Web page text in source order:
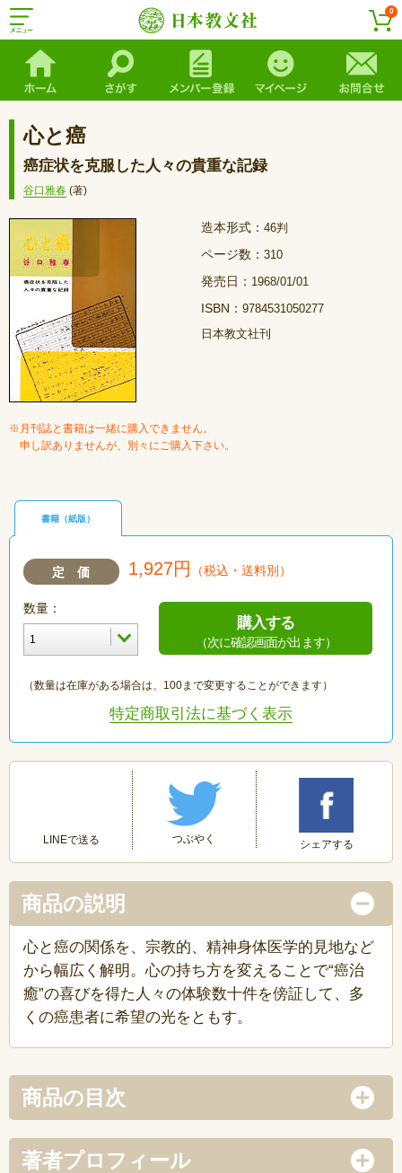
0
心と癌
癌症状を克服した人々の貴重な記録
谷口雅春 (著)
造本形式： 46判
ページ数： 310
発売日： 1968/01/01
ISBN： 9784531050277
日本教文社刊
※月刊誌と書籍は一緒に購入できません。
申し訳ありませんが、別々にご購入下さい。
書籍（紙版）
定 価 1,927円 （税込・送料別）
数量：
購入する
（次に確認画面が出ます）
（数量は在庫がある場合は、100まで変更することができます）
特定商取引法に基づく表示
LINEで送る つぶやく シェアする
商品の説明
心と癌の関係を、宗教的、精神身体医学的見地など
から幅広く解明。心の持ち方を変えることで“癌治
癒”の喜びを得た人々の体験数十件を傍証して、多
くの癌患者に希望の光をともす。
商品の目次
著者プロフィール